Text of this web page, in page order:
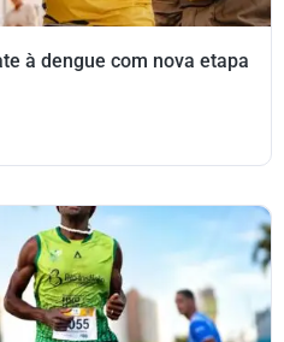
à dengue com nova etapa